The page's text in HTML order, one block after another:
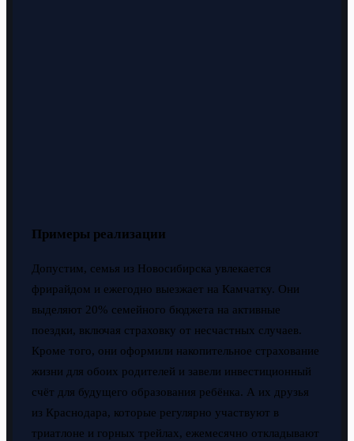
Примеры реализации
Допустим, семья из Новосибирска увлекается
фрирайдом и ежегодно выезжает на Камчатку. Они
выделяют 20% семейного бюджета на активные
поездки, включая страховку от несчастных случаев.
Кроме того, они оформили накопительное страхование
жизни для обоих родителей и завели инвестиционный
счёт для будущего образования ребёнка. А их друзья
из Краснодара, которые регулярно участвуют в
триатлоне и горных трейлах, ежемесячно откладывают